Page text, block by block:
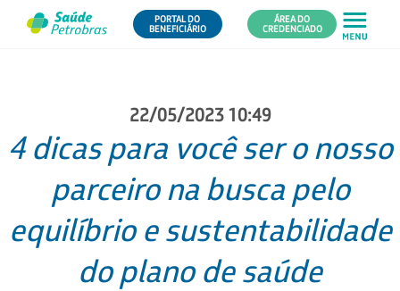
PORTAL DO
BENEFICIÁRIO
ÁREA DO
CREDENCIADO
22/05/2023 10:49
4 dicas para você ser o nosso
parceiro na busca pelo
equilíbrio e sustentabilidade
do plano de saúde